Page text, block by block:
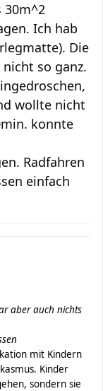
30m^2
Ich hab
Die
so ganz.
wollte nicht
konnte
Radfahren
einfach
aber auch nichts
mit Kindern
Kinder
sondern sie